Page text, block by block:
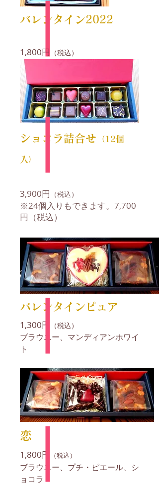
バレンタイン2022
1,800円 （税込）
内容：オランジェ、ショコラ
set
ショコラ詰合せ （12個
入）
3,900円 （税込）
※24個入りもできます。7,700
円（税込）
バレンタインピュア
1,300円 （税込）
ブラウニー、マンディアンホワイ
ト
​恋
1,800円 （税込）
ブラウニー、プチ・ピエール、シ
ョコラ